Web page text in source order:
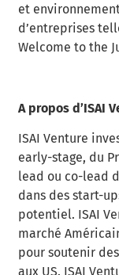
et
d’entreprises
Welcome to the
A propos d’ISAI
ISAI Venture
early-stage, du
lead ou co-lead
dans des start-
potentiel. ISAI
marché
pour soutenir
aux US. ISAI